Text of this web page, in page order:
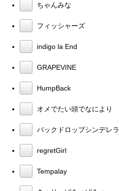
ちゃんみな
フィッシャーズ
indigo la End
GRAPEVINE
HumpBack
オメでたい頭でなにより
バックドロップシンデレラ
regretGirl
Tempalay